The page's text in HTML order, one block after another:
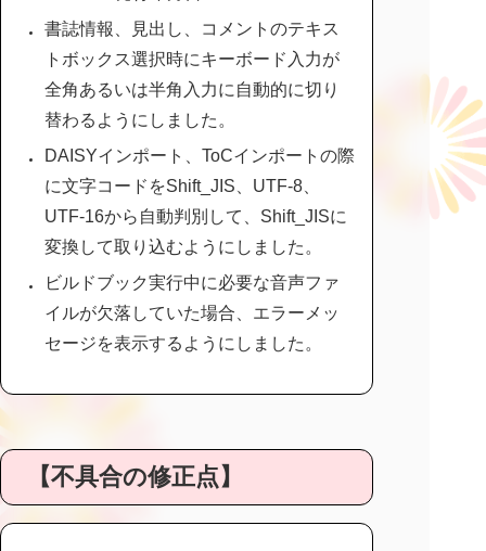
書誌情報、見出し、コメントのテキス
トボックス選択時にキーボード入力が
全角あるいは半角入力に自動的に切り
替わるようにしました。
DAISYインポート、ToCインポートの際
に文字コードをShift_JIS、UTF-8、
UTF-16から自動判別して、Shift_JISに
変換して取り込むようにしました。
ビルドブック実行中に必要な音声ファ
イルが欠落していた場合、エラーメッ
セージを表示するようにしました。
【不具合の修正点】